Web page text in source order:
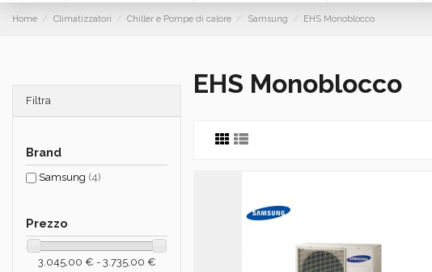
Home Climatizzatori Chiller e Pompe di calore Samsung EHS Monoblocco
EHS Monoblocco
Filtra
Brand
Samsung (4)
Prezzo
3.045,00 € - 3.735,00 €